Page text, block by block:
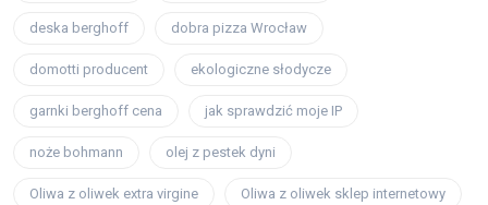
deska berghoff dobra pizza Wrocław
domotti producent ekologiczne słodycze
garnki berghoff cena jak sprawdzić moje IP
noże bohmann olej z pestek dyni
Oliwa z oliwek extra virgine Oliwa z oliwek sklep internetowy